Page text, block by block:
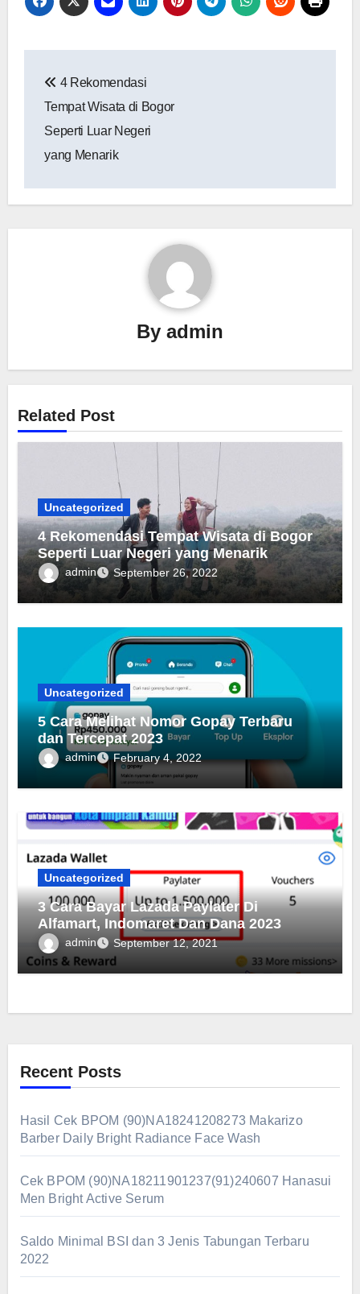
navigation
4 Rekomendasi
Tempat Wisata di Bogor
Seperti Luar Negeri
yang Menarik
By admin
Related Post
Uncategorized
4 Rekomendasi Tempat Wisata di Bogor
Seperti Luar Negeri yang Menarik
admin September 26, 2022
Uncategorized
5 Cara Melihat Nomor Gopay Terbaru
dan Tercepat 2023
admin February 4, 2022
Uncategorized
3 Cara Bayar Lazada Paylater Di
Alfamart, Indomaret Dan Dana 2023
admin September 12, 2021
Recent Posts
Hasil Cek BPOM (90)NA18241208273 Makarizo
Barber Daily Bright Radiance Face Wash
Cek BPOM (90)NA18211901237(91)240607 Hanasui
Men Bright Active Serum
Saldo Minimal BSI dan 3 Jenis Tabungan Terbaru
2022